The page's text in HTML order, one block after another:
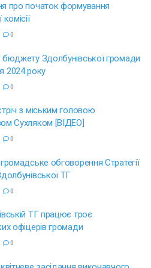
про початок формування
0
Здолбунівської громади
2024 року
0
з міським головою
Сухляком [ВІДЕО]
0
обговорення Стратегії
ТГ
0
ТГ працює троє
офіцерів громади
0